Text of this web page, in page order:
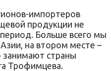
импортеров
продукции не
Больше всего мы
на втором месте –
занимают страны
Трофимцева.